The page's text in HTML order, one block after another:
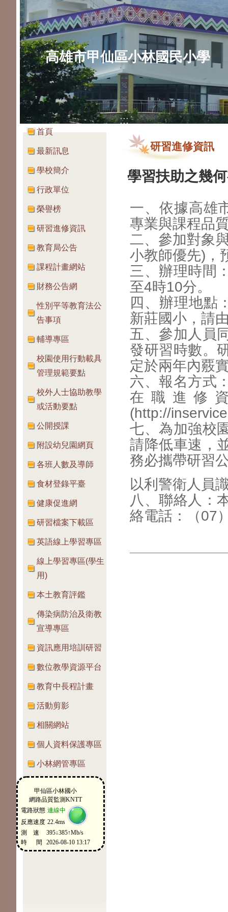
高雄市甲仙區小林國民小學
:::
首頁
最新訊息
學校簡介
行政單位
榮譽榜
研習進修資訊
教育局公告
課程計畫網站
財務公告網
性別平等教育法公
告事項
輔導專區
校園使用行動載具
管理規範要點
校外人士協助教學
或活動要點
公開授課
附設幼兒園網頁
各班人數及導師
食材登錄平臺
健康促進網
研習檔案下載區
英語線上學習專區
線上學習專區(學生
用)
本土教育評鑑
傳染病防治及衛教
宣導專區
資訊應用培訓研習
數位教學資源平台
教育中長程計畫
活動剪影
相關網站
個人資料保護專區
小林網管專區
:::
研習進修資訊
學習扶助之幾
一、依據高雄
專業與課程品
二、參加對象
小教師優先)，
三、辦理時間
至4時10分。
四、辦理地點
新莊國小，請
五、參加人員
發研習時數。
定於兩年內覈
六、報名方式
在職進修
(http://
七、為加強校
請降低車速，
務必攜帶研習
以利警衛人員
八、聯絡人：
絡電話：（07